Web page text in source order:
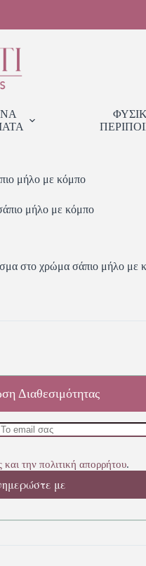
μήλο με κόμπο
μήλο με κόμπο
στο χρώμα σάπιο μήλο με
Διαθεσιμότητας
και την πολιτική απορρήτου.
με